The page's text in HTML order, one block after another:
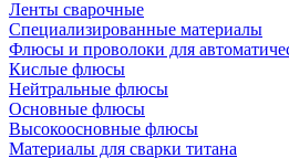
Ленты сварочные
Специализированные материалы
Флюсы и проволоки для
Кислые флюсы
Нейтральные флюсы
Основные флюсы
Высокоосновные флюсы
Материалы для сварки титана